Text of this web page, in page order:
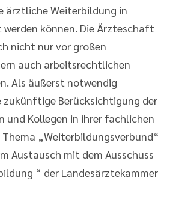
ärztliche Weiterbildung in
können. Die Ärzteschaft
nicht nur vor großen
auch arbeitsrechtlichen
Als äußerst notwendig
zukünftige Berücksichtigung der
und Kollegen in ihrer fachlichen
„Weiterbildungsverbund“
Austausch mit dem Ausschuss
“ der Landesärztekammer